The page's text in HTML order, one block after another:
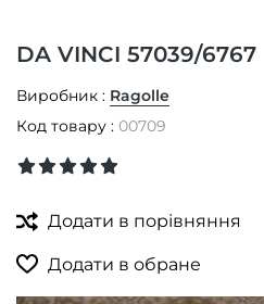
DA VINCI 57039/6767
Виробник : Ragolle
Код товару : 00709
Додати в порівняння
Додати в обране